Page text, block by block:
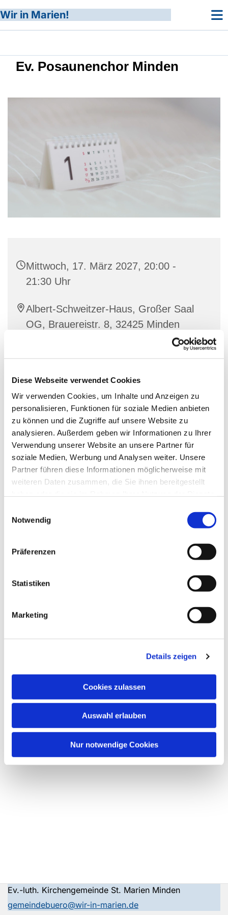
Diese Webseite verwendet Cookies
Wir verwenden Cookies, um Inhalte und Anzeigen zu
personalisieren, Funktionen für soziale Medien anbieten
zu können und die Zugriffe auf unsere Website zu
analysieren. Außerdem geben wir Informationen zu Ihrer
Verwendung unserer Website an unsere Partner für
soziale Medien, Werbung und Analysen weiter. Unsere
Partner führen diese Informationen möglicherweise mit
weiteren Daten zusammen, die Sie ihnen bereitgestellt
Notwendig
Präferenzen
Statistiken
Marketing
Details zeigen
Cookies zulassen
Auswahl erlauben
Nur notwendige Cookies
Wir in Marien!
Ev. Posaunenchor Minden
Mittwoch, 17. März 2027, 20:00 -
21:30 Uhr
Albert-Schweitzer-Haus, Großer Saal
OG, Brauereistr. 8, 32425 Minden
Dies könnte Sie auch
Ev.-luth. Kirchengemeinde St. Marien Minden
gemeindebuero@wir-in-marien.de